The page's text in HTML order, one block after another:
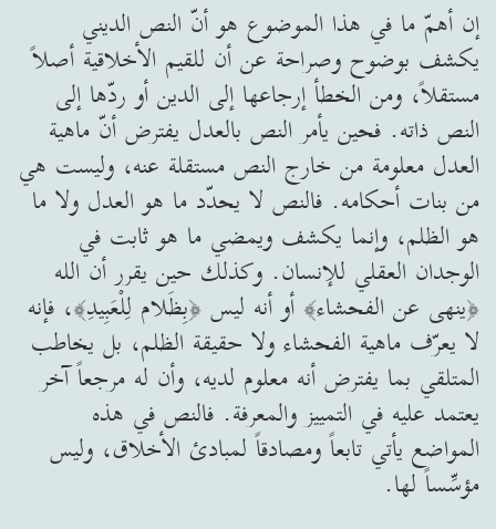
إن أهمّ ما في هذا الموضوع هو أنّ النص الديني
يكشف بوضوح وصراحة عن أن للقيم الأخلاقية أصلاً
مستقلاً، ومن الخطأ إرجاعها إلى الدين أو ردّها إلى
النص ذاته. فحين يأمر النص بالعدل يفترض أنّ ماهية
العدل معلومة من خارج النص مستقلة عنه، وليست هي
من بنات أحكامه. فالنص لا يحدّد ما هو العدل ولا ما
هو الظلم، وإنما يكشف ويمضي ما هو ثابت في
الوجدان العقلي للإنسان. وكذلك حين يقرر أن الله
﴿ينهى عن الفحشاء﴾ أو أنه ليس ﴿بِظَلام لِلْعَبِيدِ﴾، فإنه
لا يعرّف ماهية الفحشاء ولا حقيقة الظلم، بل يخاطب
المتلقي بما يفترض أنه معلوم لديه، وأن له مرجعاً آخر
يعتمد عليه في التمييز والمعرفة. فالنص في هذه
المواضع يأتي تابعاً ومصادقاً لمبادئ الأخلاق، وليس
مؤسِّساً لها.